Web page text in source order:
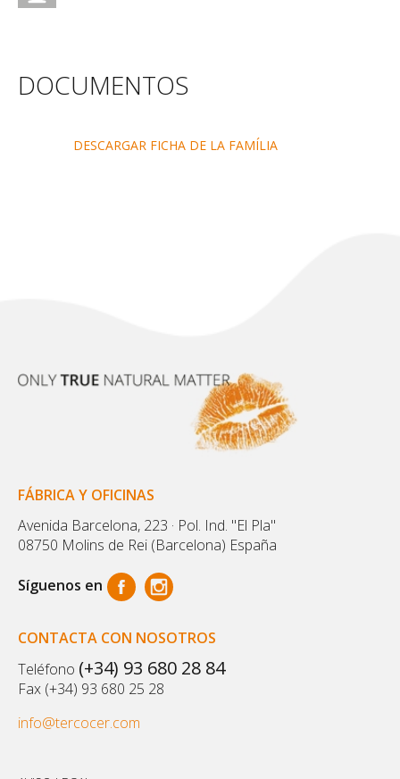
DOCUMENTOS
DESCARGAR FICHA DE LA FAMÍLIA
FÁBRICA Y OFICINAS
Avenida Barcelona, 223 · Pol. Ind. "El Pla"
08750 Molins de Rei (Barcelona) España
Síguenos en
CONTACTA CON NOSOTROS
Teléfono (+34) 93 680 28 84
Fax (+34) 93 680 25 28
info@tercocer.com